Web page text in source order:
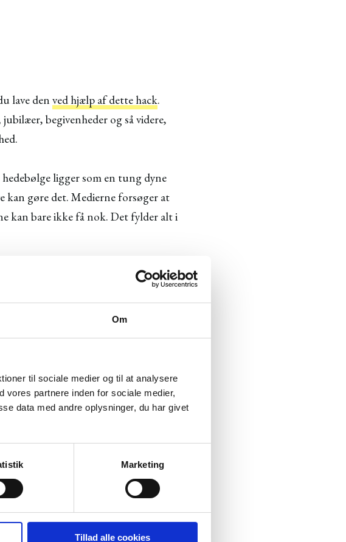
Om
til sociale medier og til at analysere
vores partnere inden for sociale medier,
data med andre oplysninger, du har givet
Marketing
Tillad alle cookies
lave den ved hjælp af dette hack.
begivenheder og så videre,
ligger som en tung dyne
kan gøre det. Medierne forsøger at
kan bare ikke få nok. Det fylder alt i
Kan du finde på nogle indholds-
prøve at køre alle de typer af
blogindlæg til webshoppens